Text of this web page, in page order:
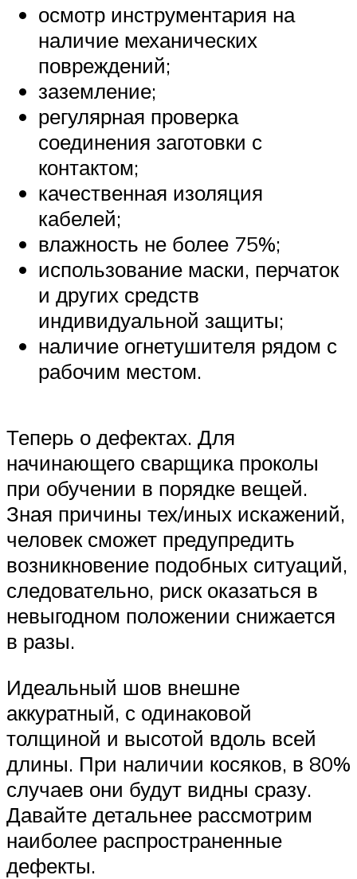
осмотр инструментария на
наличие механических
повреждений;
заземление;
регулярная проверка
соединения заготовки с
контактом;
качественная изоляция
кабелей;
влажность не более 75%;
использование маски, перчаток
и других средств
индивидуальной защиты;
наличие огнетушителя рядом с
рабочим местом.
Теперь о дефектах. Для
начинающего сварщика проколы
при обучении в порядке вещей.
Зная причины тех/иных искажений,
человек сможет предупредить
возникновение подобных ситуаций,
следовательно, риск оказаться в
невыгодном положении снижается
в разы.
Идеальный шов внешне
аккуратный, с одинаковой
толщиной и высотой вдоль всей
длины. При наличии косяков, в 80%
случаев они будут видны сразу.
Давайте детальнее рассмотрим
наиболее распространенные
дефекты.